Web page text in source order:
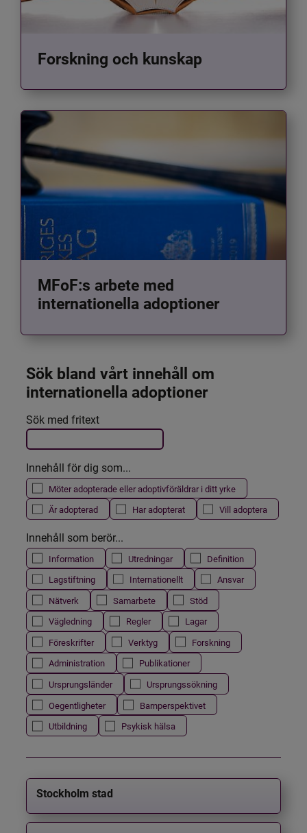
Forskning och kunskap
MFoF:s arbete med
internationella adoptioner
Sök bland vårt innehåll om
internationella adoptioner
Filtrera resultatet
Det här formuläret postas automatiskt
Sök med fritext
Innehåll för dig som...
Möter adopterade eller adoptivföräldrar i ditt yrke
Är adopterad
Har adopterat Vill adoptera
Innehåll som berör...
Information Utredningar
Definition
Lagstiftning
Internationellt
Ansvar
Nätverk
Samarbete
Stöd
Vägledning
Regler
Lagar
Föreskrifter
Verktyg
Forskning
Administration
Publikationer
Ursprungsländer
Ursprungssökning
Oegentligheter
Barnperspektivet
Utbildning
Psykisk hälsa
Stockholm stad